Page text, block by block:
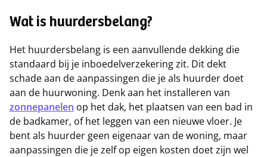
Wat is huurdersbelang?
Het huurdersbelang is een aanvullende dekking die
standaard bij je inboedelverzekering zit. Dit dekt
schade aan de aanpassingen die je als huurder doet
aan de huurwoning. Denk aan het installeren van
zonnepanelen op het dak, het plaatsen van een bad in
de badkamer, of het leggen van een nieuwe vloer. Je
bent als huurder geen eigenaar van de woning, maar
aanpassingen die je zelf op eigen kosten doet zijn wel